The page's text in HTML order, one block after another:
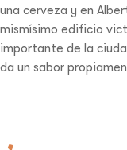
una cerveza y en
mismísimo edificio
importante de la
da un sabor